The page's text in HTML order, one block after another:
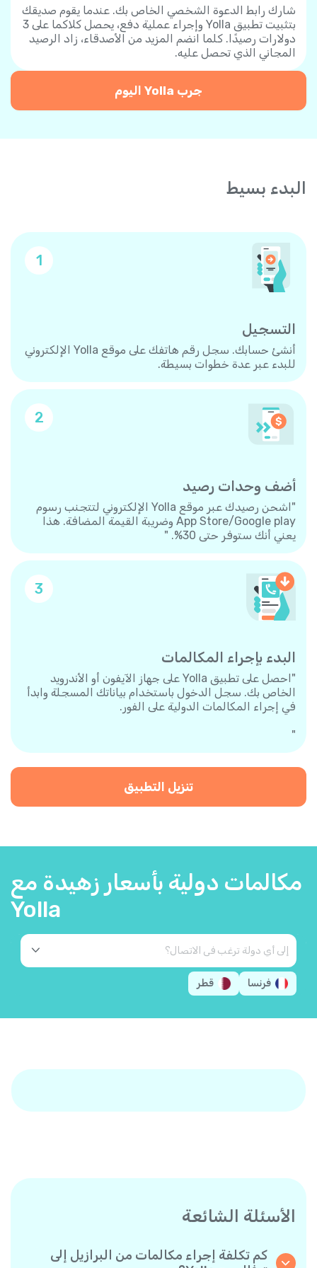
شارك رابط الدعوة الشخصي الخاص بك. عندما يقوم صديقك
بتثبيت تطبيق Yolla وإجراء عملية دفع، يحصل كلاكما على 3
دولارات رصيدًا. كلما انضم المزيد من الأصدقاء، زاد الرصيد
المجاني الذي تحصل عليه.
جرب Yolla اليوم
البدء بسيط
1
التسجيل
أنشئ حسابك. سجل رقم هاتفك على موقع Yolla الإلكتروني
للبدء عبر عدة خطوات بسيطة.
2
أضف وحدات رصيد
"اشحن رصيدك عبر موقع Yolla الإلكتروني لتتجنب رسوم
App Store/Google play وضريبة القيمة المضافة. هذا
يعني أنك ستوفر حتى 30%. "
3
البدء بإجراء المكالمات
"احصل على تطبيق Yolla على جهاز الآيفون أو الأندرويد
الخاص بك. سجل الدخول باستخدام بياناتك المسجلة وابدأ
في إجراء المكالمات الدولية على الفور.
"
تنزيل التطبيق
مكالمات دولية بأسعار زهيدة مع
Yolla
فرنسا قطر
الأسئلة الشائعة
كم تكلفة إجراء مكالمات من البرازيل إلى